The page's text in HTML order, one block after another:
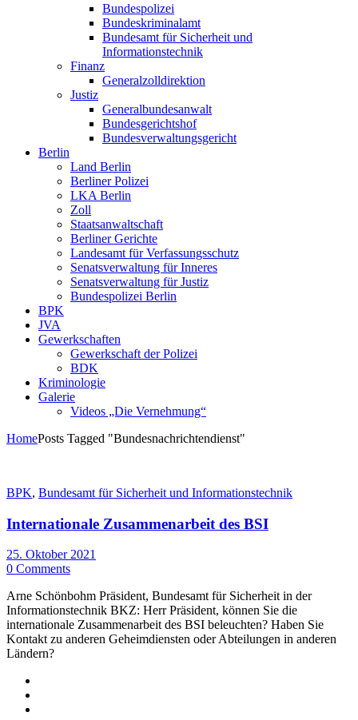
Bundespolizei
Bundeskriminalamt
Bundesamt für Sicherheit und
Informationstechnik
Finanz
Generalzolldirektion
Justiz
Generalbundesanwalt
Bundesgerichtshof
Bundesverwaltungsgericht
Berlin
Land Berlin
Berliner Polizei
LKA Berlin
Zoll
Staatsanwaltschaft
Berliner Gerichte
Landesamt für Verfassungsschutz
Senatsverwaltung für Inneres
Senatsverwaltung für Justiz
Bundespolizei Berlin
BPK
JVA
Gewerkschaften
Gewerkschaft der Polizei
BDK
Kriminologie
Galerie
Videos „Die Vernehmung“
HomePosts Tagged "Bundesnachrichtendienst"
BPK, Bundesamt für Sicherheit und Informationstechnik
Internationale Zusammenarbeit des BSI
25. Oktober 2021
0 Comments
Arne Schönbohm Präsident, Bundesamt für Sicherheit in der
Informationstechnik BKZ: Herr Präsident, können Sie die
internationale Zusammenarbeit des BSI beleuchten? Haben Sie
Kontakt zu anderen Geheimdiensten oder Abteilungen in anderen
Ländern?